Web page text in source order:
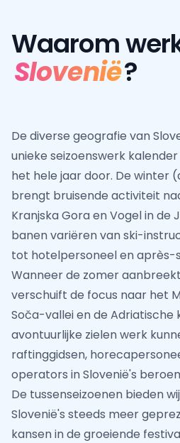
Waarom
Slovenië?
De diverse geografie van
unieke seizoenswerk
het hele jaar door. De
brengt bruisende activiteit
Kranjska Gora en Vogel in de
banen variëren van ski-
tot hotelpersoneel en après-
Wanneer de zomer
verschuift de focus naar het
Soča-vallei en de Adriatische
avontuurlijke zielen werk
raftinggidsen,
operators in Slovenië's
De tussenseizoenen bieden
Slovenië's steeds meer
kansen in de groeiende